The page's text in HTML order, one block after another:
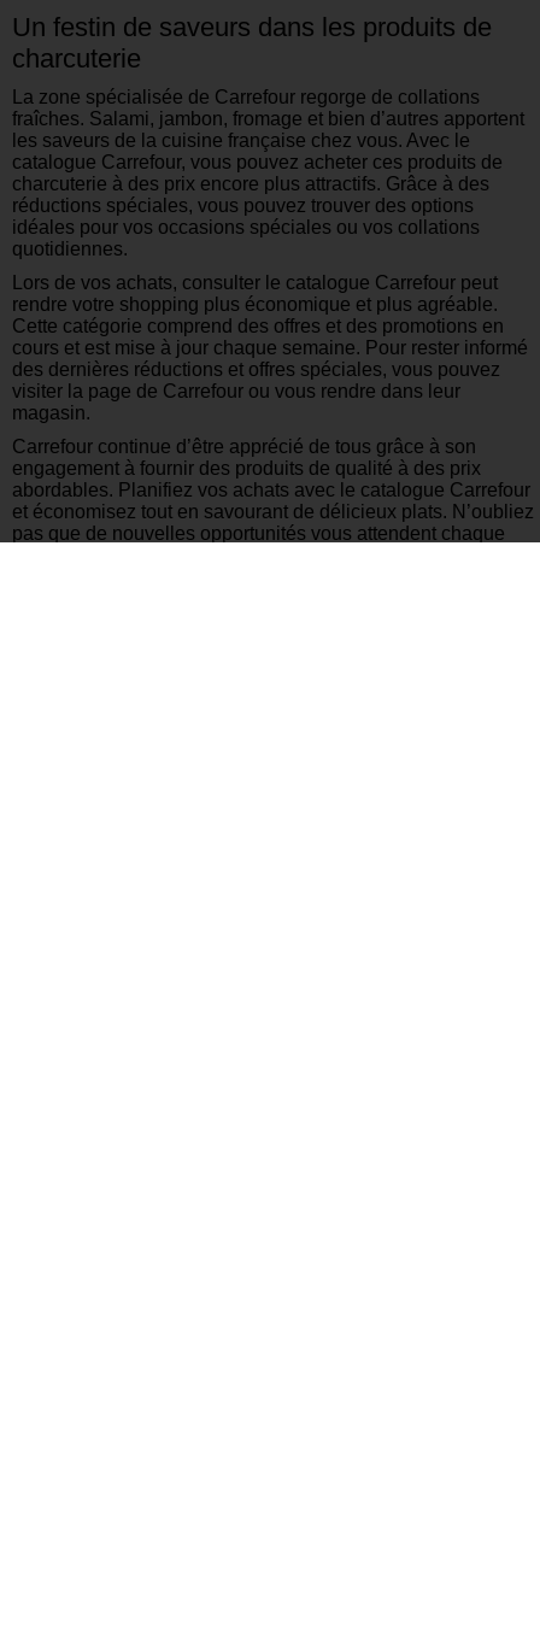
Un festin de saveurs dans les produits de
charcuterie
La zone spécialisée de Carrefour regorge de collations
fraîches. Salami, jambon, fromage et bien d’autres apportent
les saveurs de la cuisine française chez vous. Avec le
catalogue Carrefour, vous pouvez acheter ces produits de
charcuterie à des prix encore plus attractifs. Grâce à des
réductions spéciales, vous pouvez trouver des options
idéales pour vos occasions spéciales ou vos collations
quotidiennes.
Lors de vos achats, consulter le catalogue Carrefour peut
rendre votre shopping plus économique et plus agréable.
Cette catégorie comprend des offres et des promotions en
cours et est mise à jour chaque semaine. Pour rester informé
des dernières réductions et offres spéciales, vous pouvez
visiter la page de Carrefour ou vous rendre dans leur
magasin.
Carrefour continue d’être apprécié de tous grâce à son
engagement à fournir des produits de qualité à des prix
abordables. Planifiez vos achats avec le catalogue Carrefour
et économisez tout en savourant de délicieux plats. N’oubliez
pas que de nouvelles opportunités vous attendent chaque